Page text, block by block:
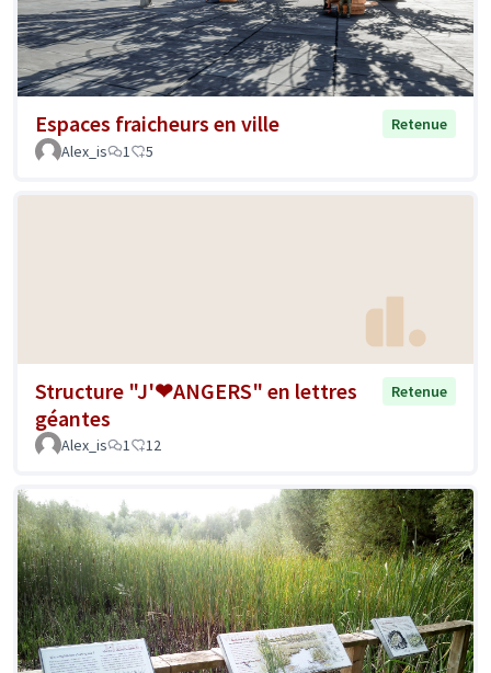
Espaces fraicheurs en ville
Retenue
Alex_is
1 5
Structure "J'❤ANGERS" en lettres
géantes
Retenue
Alex_is 1 12